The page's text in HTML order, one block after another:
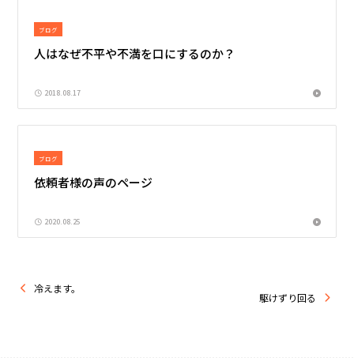
ブログ
人はなぜ不平や不満を口にするのか？
2018.08.17
ブログ
依頼者様の声のページ
2020.08.25
冷えます。
駆けずり回る